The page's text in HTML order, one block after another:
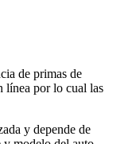
de primas de
línea por lo cual las
y depende de